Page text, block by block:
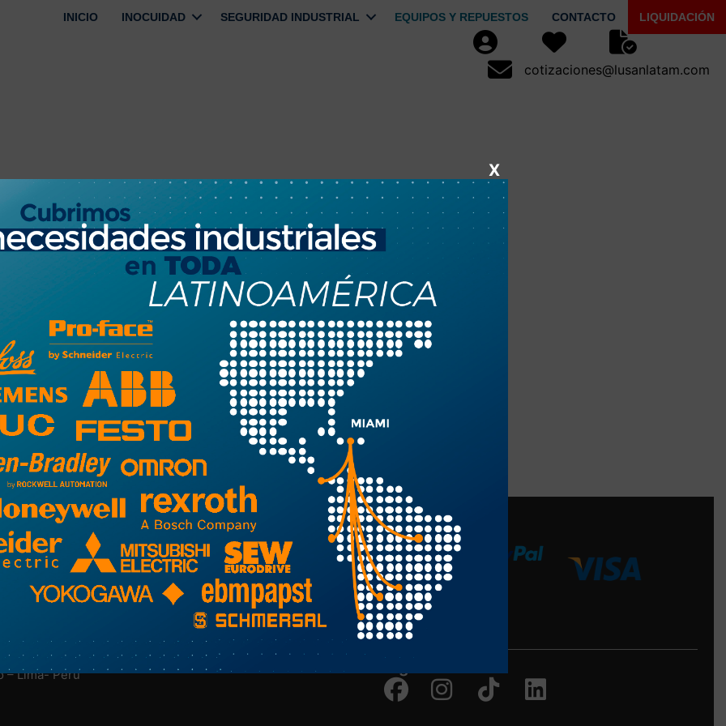
INICIO INOCUIDAD SEGURIDAD INDUSTRIAL EQUIPOS Y REPUESTOS CONTACTO LIQUIDACIÓN
Usuario Favoritos
Seguimiento de
cotizaciones@lusanlatam.com
cotizaciones@lusanlatam.com
NUESTRA EMPRESA
Nosotros
Más Información Aquí
Medios de Pago
– Lima- Perú
FacebookInstagramTiktok Linkedin
X